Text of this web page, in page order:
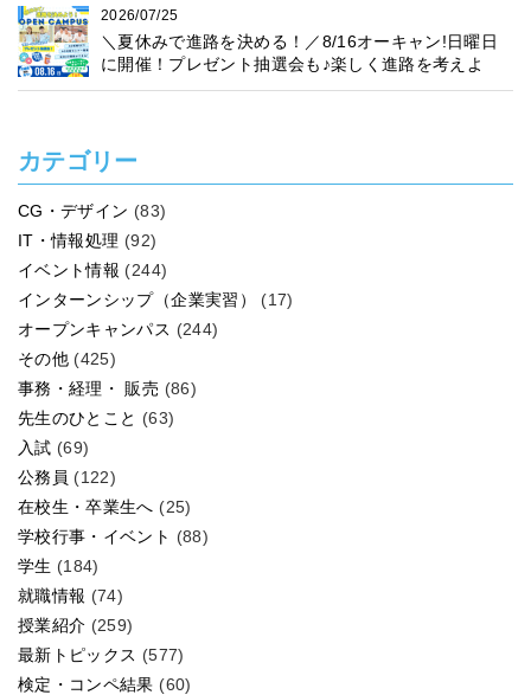
2026/07/25
＼夏休みで進路を決める！／8/16オーキャン!日曜日
に開催！プレゼント抽選会も♪楽しく進路を考えよ
う！
カテゴリー
CG・デザイン (83)
IT・情報処理 (92)
イベント情報 (244)
インターンシップ（企業実習）
(17)
オープンキャンパス (244)
その他 (425)
事務・経理・ 販売 (86)
先生のひとこと (63)
入試 (69)
公務員 (122)
在校生・卒業生へ (25)
学校行事・イベント (88)
学生 (184)
就職情報 (74)
授業紹介 (259)
最新トピックス (577)
検定・コンペ結果 (60)